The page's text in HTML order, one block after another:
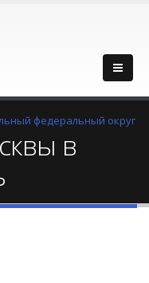
федеральный округ
в